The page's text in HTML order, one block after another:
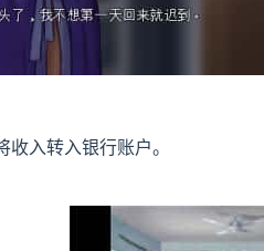
入转入银行账户。